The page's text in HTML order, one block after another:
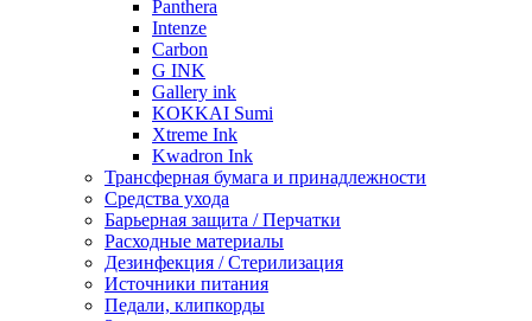
Panthera
Intenze
Carbon
G INK
Gallery ink
KOKKAI Sumi
Xtreme Ink
Kwadron Ink
Трансферная бумага и принадлежности
Средства ухода
Барьерная защита / Перчатки
Расходные материалы
Дезинфекция / Стерилизация
Источники питания
Педали, клипкорды